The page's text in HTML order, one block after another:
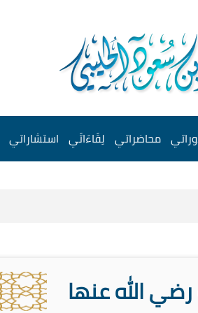
محاضراتي لِقَاءَاتَي استشاراتي
الله عنها